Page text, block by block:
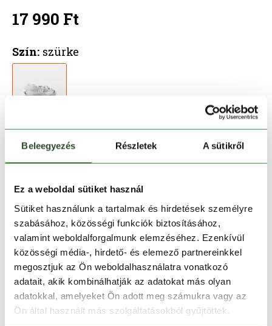
Beleegyezés Részletek A sütikről
Ez a weboldal sütiket használ
Sütiket használunk a tartalmak és hirdetések személyre
szabásához, közösségi funkciók biztosításához,
valamint weboldalforgalmunk elemzéséhez. Ezenkívül
közösségi média-, hirdető- és elemező partnereinkkel
megosztjuk az Ön weboldalhasználatra vonatkozó
adatait, akik kombinálhatják az adatokat más olyan
adatokkal, amelyeket Ön adott meg számukra vagy az
Ön által használt más szolgáltatásokból gyűjtöttek.
17 990 Ft
Szín: szürke
Kosárba teszem
Melyik üzletben elérhető|Foglalás
30 napos visszaküldés
1-2 munkanapos szállítás
Ingyenes kiszállítás 15 000 Ft felett